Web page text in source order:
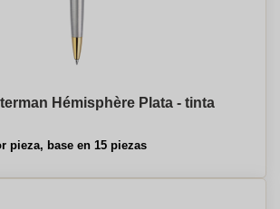
Hémisphère Plata - tinta
pieza, base en 15 piezas